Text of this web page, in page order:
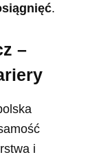
.
–
i